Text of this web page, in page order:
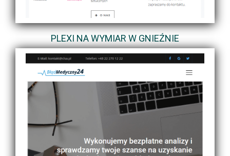
PLEXI NA WYMIAR W GNIEŹNIE